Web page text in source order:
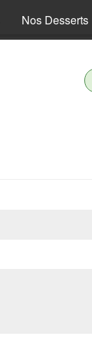
Nos Desserts